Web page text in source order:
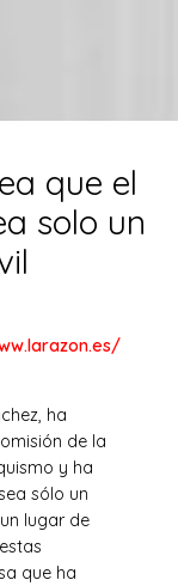
que el
solo un
ha
de la
y ha
sólo un
lugar de
que ha